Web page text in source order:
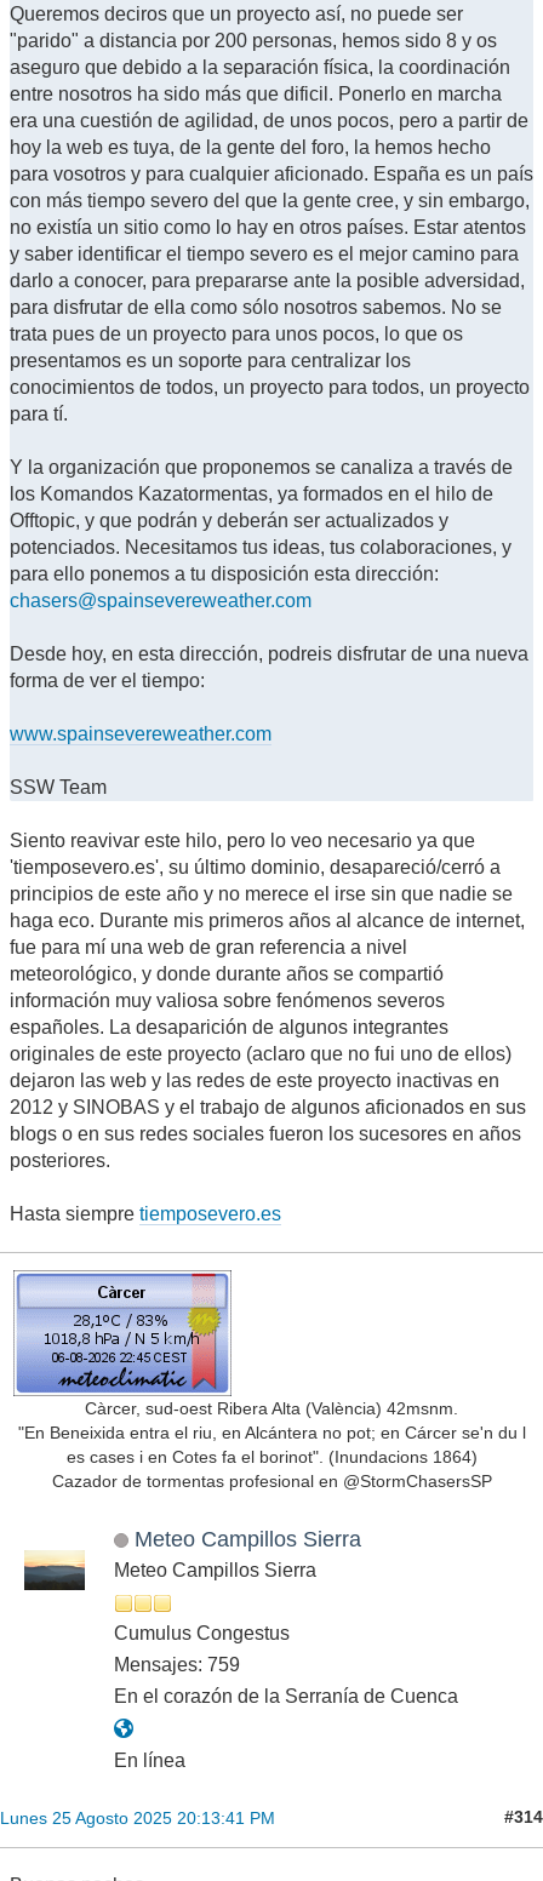
Queremos deciros que un proyecto así, no puede ser
"parido" a distancia por 200 personas, hemos sido 8 y os
aseguro que debido a la separación física, la coordinación
entre nosotros ha sido más que dificil. Ponerlo en marcha
era una cuestión de agilidad, de unos pocos, pero a partir de
hoy la web es tuya, de la gente del foro, la hemos hecho
para vosotros y para cualquier aficionado. España es un país
con más tiempo severo del que la gente cree, y sin embargo,
no existía un sitio como lo hay en otros países. Estar atentos
y saber identificar el tiempo severo es el mejor camino para
darlo a conocer, para prepararse ante la posible adversidad,
para disfrutar de ella como sólo nosotros sabemos. No se
trata pues de un proyecto para unos pocos, lo que os
presentamos es un soporte para centralizar los
conocimientos de todos, un proyecto para todos, un proyecto
para tí.
Y la organización que proponemos se canaliza a través de
los Komandos Kazatormentas, ya formados en el hilo de
Offtopic, y que podrán y deberán ser actualizados y
potenciados. Necesitamos tus ideas, tus colaboraciones, y
para ello ponemos a tu disposición esta dirección:
chasers@spainsevereweather.com
Desde hoy, en esta dirección, podreis disfrutar de una nueva
forma de ver el tiempo:
www.spainsevereweather.com
SSW Team
Siento reavivar este hilo, pero lo veo necesario ya que
'tiemposevero.es', su último dominio, desapareció/cerró a
principios de este año y no merece el irse sin que nadie se
haga eco. Durante mis primeros años al alcance de internet,
fue para mí una web de gran referencia a nivel
meteorológico, y donde durante años se compartió
información muy valiosa sobre fenómenos severos
españoles. La desaparición de algunos integrantes
originales de este proyecto (aclaro que no fui uno de ellos)
dejaron las web y las redes de este proyecto inactivas en
2012 y SINOBAS y el trabajo de algunos aficionados en sus
blogs o en sus redes sociales fueron los sucesores en años
posteriores.
Hasta siempre tiemposevero.es
Càrcer, sud-oest Ribera Alta (València) 42msnm.
"En Beneixida entra el riu, en Alcántera no pot; en Cárcer se'n du l
es cases i en Cotes fa el borinot". (Inundacions 1864)
Cazador de tormentas profesional en @StormChasersSP
Meteo Campillos Sierra
Meteo Campillos Sierra
Cumulus Congestus
Mensajes: 759
En el corazón de la Serranía de Cuenca
En línea
Lunes 25 Agosto 2025 20:13:41 PM #314